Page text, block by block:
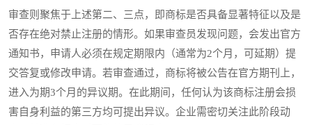
审查则聚焦于上述第二、三点，即商标是否具备显著特征以及是
否存在绝对禁止注册的情形。如果审查员发现问题，会发出官方
通知书，申请人必须在规定期限内（通常为2个月，可延期）提
交答复或修改申请。若审查通过，商标将被公告在官方期刊上，
进入为期3个月的异议期。在此期间，任何认为该商标注册会损
害自身利益的第三方均可提出异议。企业需密切关注此阶段动